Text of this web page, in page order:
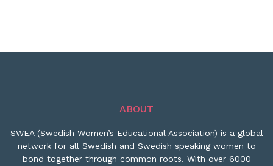
ABOUT
SWEA (Swedish Women’s Educational Association) is a global
network for all Swedish and Swedish speaking women to
bond together through common roots. With over 6000